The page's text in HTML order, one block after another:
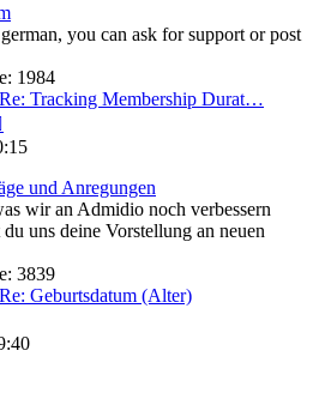
you can ask for support or post
: 1984
Re: Tracking Membership Durat…
Beitrag
und Anregungen
wir an Admidio noch verbessern
uns deine Vorstellung an neuen
: 3839
Re: Geburtsdatum (Alter)